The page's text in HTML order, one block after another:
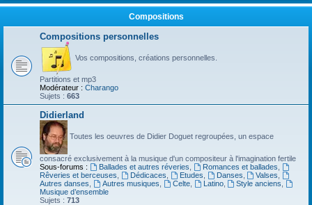
Compositions
Compositions personnelles
Vos compositions, créations personnelles.
Partitions et mp3
Modérateur : Charango
Sujets : 663
Didierland
Toutes les oeuvres de Didier Doguet regroupées, un espace
consacré exclusivement à la musique d'un compositeur à l'imagination fertile
Sous-forums :
Ballades et autres réveries Romances et ballades
Rêveries et berceuses
Dédicaces Etudes Danses Valses
Autres danses
Autres musiques Celte, Latino, Style anciens
Musique d’ensemble
Sujets : 713